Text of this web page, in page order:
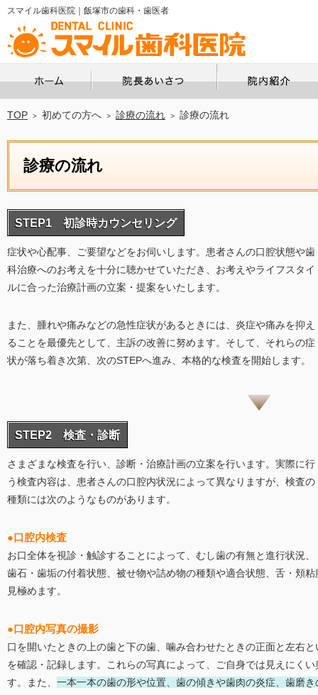
診療の流れ
スマイル歯科医院｜飯塚市の歯科・歯医者
STEP1 初診時カウンセリング
症状や心配事、ご要望などをお伺いします。患者さんの口腔状態や歯
科治療へのお考えを十分に聴かせていただき、お考えやライフスタイ
ルに合った治療計画の立案・提案をいたします。
また、腫れや痛みなどの急性症状があるときには、炎症や痛みを抑え
ることを最優先として、主訴の改善に努めます。そして、それらの症
状が落ち着き次第、次のSTEPへ進み、本格的な検査を開始します。
STEP2 検査・診断
さまざまな検査を行い、診断・治療計画の立案を行います。実際に行
う検査内容は、患者さんの口腔内状況によって異なりますが、検査の
種類には次のようなものがあります。
●口腔内検査
お口全体を視診・触診することによって、むし歯の有無と進行状況、
歯石・歯垢の付着状態、被せ物や詰め物の種類や適合状態、舌・頬
見極めます。
●口腔内写真の撮影
口を開いたときの上の歯と下の歯、噛み合わせたときの正面と左右
を確認・記録します。これらの写真によって、ご自身では見えにく
す。また、 一本一本の歯の形や位置、歯の傾きや歯肉の炎症、歯磨
ホーム
TOP 初めての方へ 診療の流れ 診療の流れ